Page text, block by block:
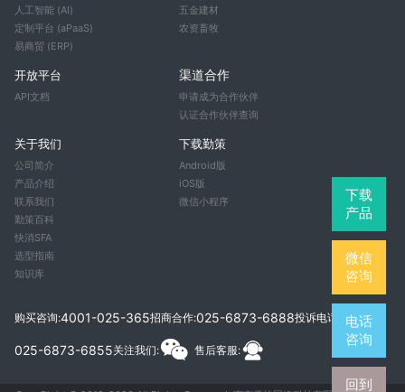
人工智能 (AI)
定制平台 (aPaaS)
易商贸 (ERP)
五金建材
农资畜牧
开放平台
API文档
渠道合作
申请成为合作伙伴
认证合作伙伴查询
关于我们
公司简介
产品介绍
联系我们
勤策百科
快消SFA
选型指南
知识库
下载勤策
Android版
iOS版
微信小程序
购买咨询:4001-025-365招商合作:025-6873-6888投诉电话:
025-6873-6855关注我们: 售后客服:
下载
产品
微信
咨询
电话
咨询
回到